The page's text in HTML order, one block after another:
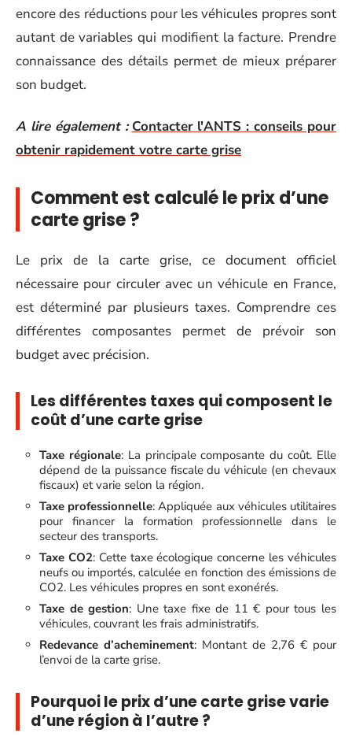
encore des réductions pour les véhicules propres sont
autant de variables qui modifient la facture. Prendre
connaissance des détails permet de mieux préparer
son budget.
A lire également : Contacter l'ANTS : conseils pour
obtenir rapidement votre carte grise
Comment est calculé le prix d’une
carte grise ?
Le prix de la carte grise, ce document officiel
nécessaire pour circuler avec un véhicule en France,
est déterminé par plusieurs taxes. Comprendre ces
différentes composantes permet de prévoir son
budget avec précision.
Les différentes taxes qui composent le
coût d’une carte grise
Taxe régionale: La principale composante du coût. Elle
dépend de la puissance fiscale du véhicule (en chevaux
fiscaux) et varie selon la région.
Taxe professionnelle: Appliquée aux véhicules utilitaires
pour financer la formation professionnelle dans le
secteur des transports.
Taxe CO2: Cette taxe écologique concerne les véhicules
neufs ou importés, calculée en fonction des émissions de
CO2. Les véhicules propres en sont exonérés.
Taxe de gestion: Une taxe fixe de 11 € pour tous les
véhicules, couvrant les frais administratifs.
Redevance d’acheminement: Montant de 2,76 € pour
l’envoi de la carte grise.
Pourquoi le prix d’une carte grise varie
d’une région à l’autre ?